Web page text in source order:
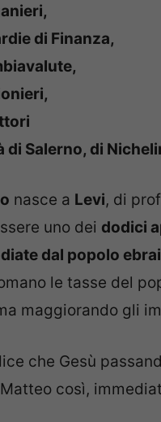
di Finanza,
di Salerno, di
nasce a Levi, di
uno dei dodici
dal popolo
le tasse del
maggiorando gli
che Gesù
così,